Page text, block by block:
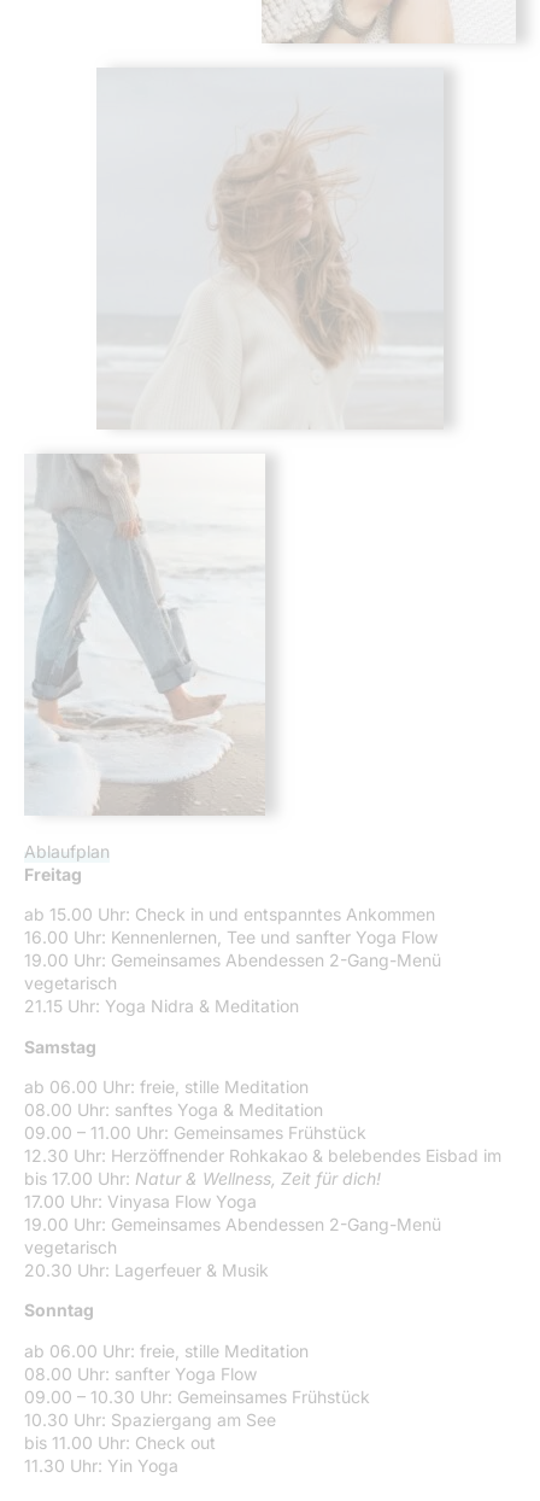
Ablaufplan
Freitag
ab 15.00 Uhr: Check in und entspanntes Ankommen
16.00 Uhr: Kennenlernen, Tee und sanfter Yoga Flow
19.00 Uhr: Gemeinsames Abendessen 2-Gang-Menü
vegetarisch
21.15 Uhr: Yoga Nidra & Meditation
Samstag
ab 06.00 Uhr: freie, stille Meditation
08.00 Uhr: sanftes Yoga & Meditation
09.00 – 11.00 Uhr: Gemeinsames Frühstück
12.30 Uhr: Herzöffnender Rohkakao & belebendes Eisbad im
bis 17.00 Uhr: Natur & Wellness, Zeit für dich!
17.00 Uhr: Vinyasa Flow Yoga
19.00 Uhr: Gemeinsames Abendessen 2-Gang-Menü
vegetarisch
20.30 Uhr: Lagerfeuer & Musik
Sonntag
ab 06.00 Uhr: freie, stille Meditation
08.00 Uhr: sanfter Yoga Flow
09.00 – 10.30 Uhr: Gemeinsames Frühstück
10.30 Uhr: Spaziergang am See
bis 11.00 Uhr: Check out
11.30 Uhr: Yin Yoga
Ferienwohnungen coming soon